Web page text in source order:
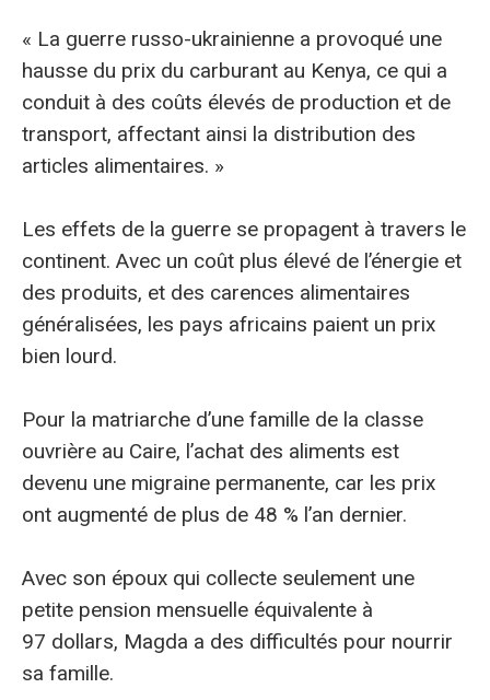
« La guerre russo-ukrainienne a provoqué une
hausse du prix du carburant au Kenya, ce qui a
conduit à des coûts élevés de production et de
transport, affectant ainsi la distribution des
articles alimentaires. »
Les effets de la guerre se propagent à travers le
continent. Avec un coût plus élevé de l’énergie et
des produits, et des carences alimentaires
généralisées, les pays africains paient un prix
bien lourd.
Pour la matriarche d’une famille de la classe
ouvrière au Caire, l’achat des aliments est
devenu une migraine permanente, car les prix
ont augmenté de plus de 48 % l’an dernier.
Avec son époux qui collecte seulement une
petite pension mensuelle équivalente à
97 dollars, Magda a des difficultés pour nourrir
sa famille.